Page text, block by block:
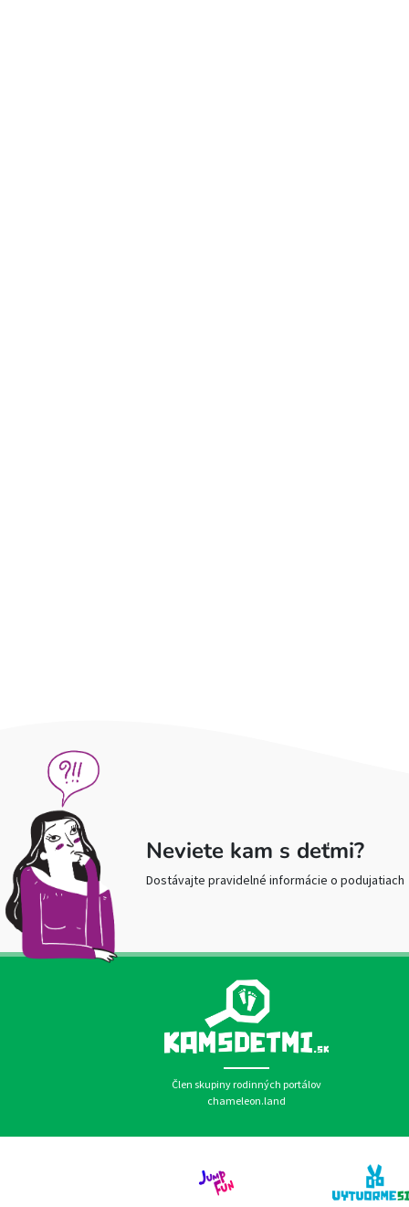
Neviete kam s deťmi?
Dostávajte pravidelné informácie o podujatiach
Člen skupiny rodinných portálov
chameleon.land